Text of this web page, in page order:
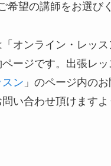
希望の講師をお選び
オンライン・レッ
ページです。出張レ
ン 」のページ内の
い合わせ頂けます